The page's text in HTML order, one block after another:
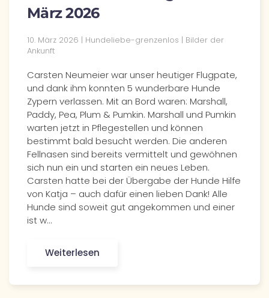
März 2026
10. März 2026 | Hundeliebe-grenzenlos | Bilder der
Ankunft
Carsten Neumeier war unser heutiger Flugpate,
und dank ihm konnten 5 wunderbare Hunde
Zypern verlassen. Mit an Bord waren: Marshall,
Paddy, Pea, Plum & Pumkin. Marshall und Pumkin
warten jetzt in Pflegestellen und können
bestimmt bald besucht werden. Die anderen
Fellnasen sind bereits vermittelt und gewöhnen
sich nun ein und starten ein neues Leben.
Carsten hatte bei der Übergabe der Hunde Hilfe
von Katja – auch dafür einen lieben Dank! Alle
Hunde sind soweit gut angekommen und einer
ist w…
Weiterlesen